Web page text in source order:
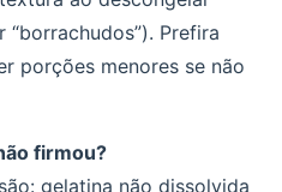
Prefira
porções menores se não
firmou?
gelatina não dissolvida